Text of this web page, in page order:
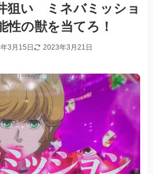
狙い ミネバミッショ
性の獣を当てろ！
3月15日 2023年3月21日